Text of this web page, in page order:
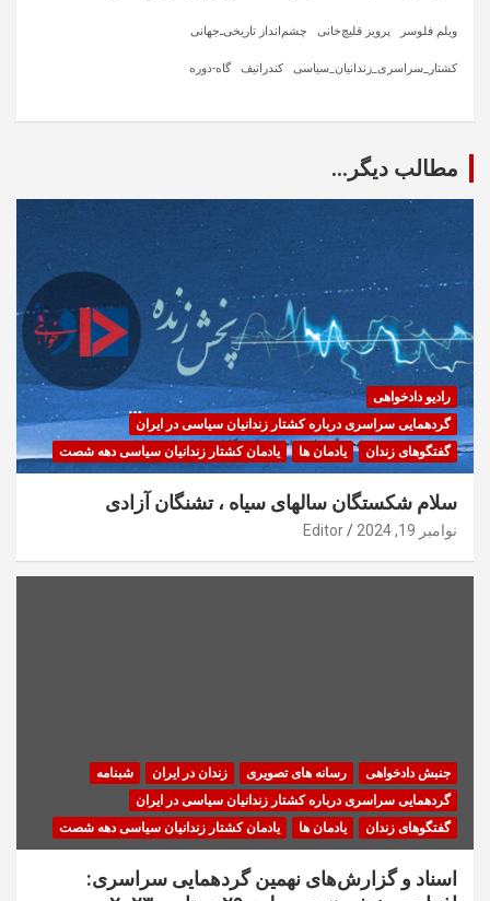
ویلم فلوسر پرویز قلیچ‌خانی چشم‌انداز تاریخی‌ـ‌جهانی
کشتار_سراسری_زندانیان_سیاسی کندراتیف گاه-دوره
مطالب دیگر...
رادیو دادخواهی
گردهمایی سراسری درباره کشتار زندانیان سیاسی در ایران
گفتگوهای زندان
یادمان ها یادمان کشتار زندانیان سیاسی دهه شصت
سلام شکستگان سالهای سیاه ، تشنگان آزادی
نوامبر 19, 2024 Editor
جنبش دادخواهی رسانه های تصویری زندان در ایران
شبنامه
گردهمایی سراسری درباره کشتار زندانیان سیاسی در ایران
گفتگوهای زندان
یادمان ها یادمان کشتار زندانیان سیاسی دهه شصت
اسناد و گزارش‌های نهمین گردهمایی سراسری: